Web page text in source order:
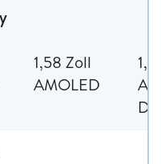
1,58 Zoll
AMOLED